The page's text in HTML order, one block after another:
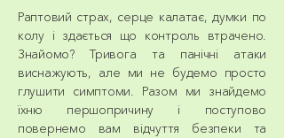
Раптовий страх, серце калатає, думки по
колу і здається що контроль втрачено.
Знайомо? Тривога та панічні атаки
виснажують, але ми не будемо просто
глушити симптоми. Разом ми знайдемо
їхню першопричину і поступово
повернемо вам відчуття безпеки та